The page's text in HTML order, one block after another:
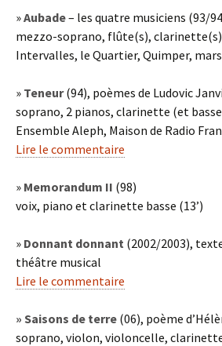
»Aubade– les quatre musiciens (93/
mezzo-soprano, flûte(s),
Intervalles, le Quartier, Quimper,
» Teneur(94), poèmes de Ludovic
soprano, 2 pianos, clarinette (et
Ensemble Aleph, Maison de Radio
Lire le commentaire
» Memorandum II (98)
voix, piano et clarinette basse (13’)
» Donnant donnant (2002/2003),
théâtre musical
Lire le commentaire
» Saisons de terre (06), poème
soprano, violon, violoncelle,